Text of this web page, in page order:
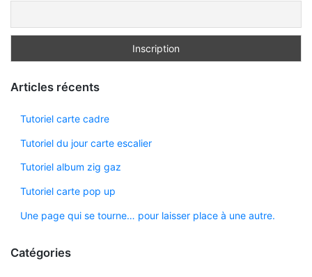
Articles récents
Tutoriel carte cadre
Tutoriel du jour carte escalier
Tutoriel album zig gaz
Tutoriel carte pop up
Une page qui se tourne… pour laisser place à une autre.
Catégories